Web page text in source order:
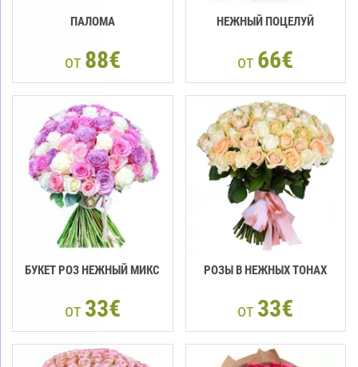
ПАЛОМА
от 88€
НЕЖНЫЙ ПОЦЕЛУЙ
от 66€
БУКЕТ РОЗ НЕЖНЫЙ МИКС
от 33€
РОЗЫ В НЕЖНЫХ ТОНАХ
от 33€